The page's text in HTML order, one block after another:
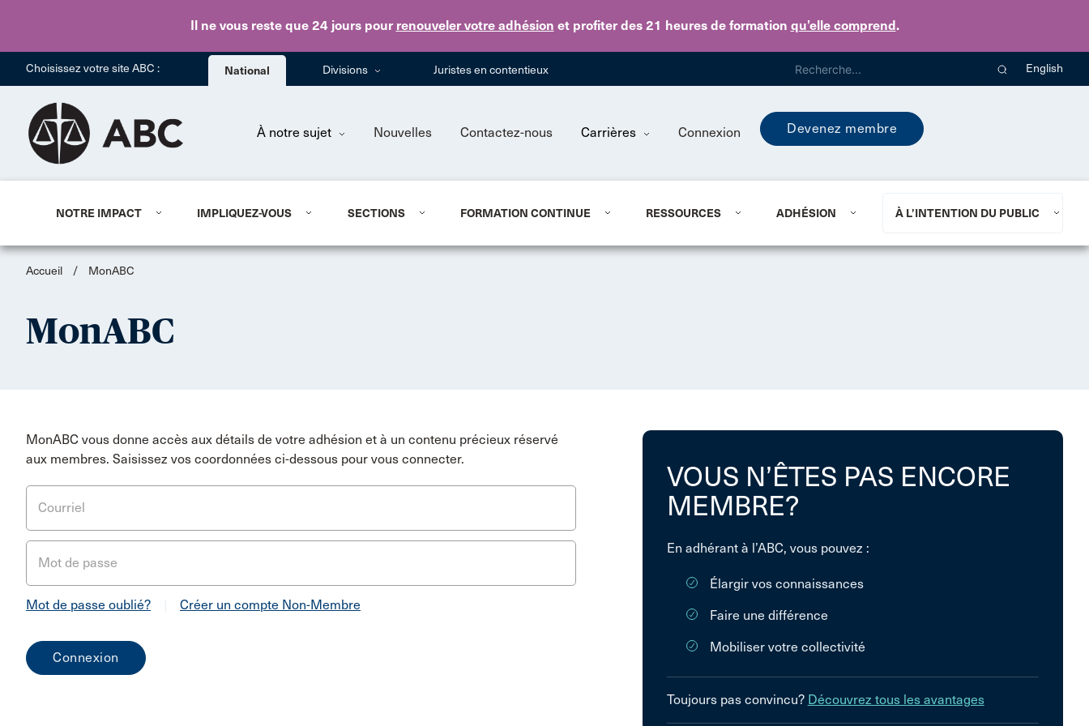
Il ne vous reste que 24 jourspour renouveler votre adhésion et profiter des 21 heures de formation qu’elle comprend.
Skip to main content
Choisissez votre site ABC : National Divisions Juristes en contentieux English
À notre sujet Nouvelles Contactez-nous Carrières Connexion Devenez membre
NOTRE IMPACT IMPLIQUEZ-VOUS SECTIONS FORMATION CONTINUE RESSOURCES ADHÉSION À L’INTENTION DU PUBLIC
Accueil / MonABC
MonABC
MonABC vous donne accès aux détails de votre adhésion et à un contenu précieux réservé
aux membres. Saisissez vos coordonnées ci-dessous pour vous connecter.
Courriel
Mot de passe
Mot de passe oublié? Créer un compte Non-Membre
VOUS N’ÊTES PAS ENCORE
MEMBRE?
En adhérant à l’ABC, vous pouvez :
Élargir vos connaissances
Faire une différence
Mobiliser votre collectivité
Toujours pas convincu? Découvrez tous les avantages